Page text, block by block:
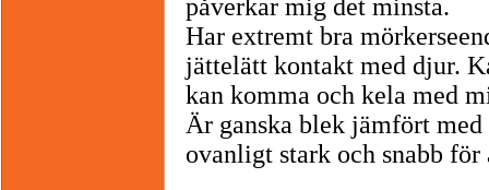
påverkar mig det minsta.
Har extremt bra
jättelätt kontakt med djur.
kan komma och kela med
Är ganska blek jämfört
ovanligt stark och snabb för